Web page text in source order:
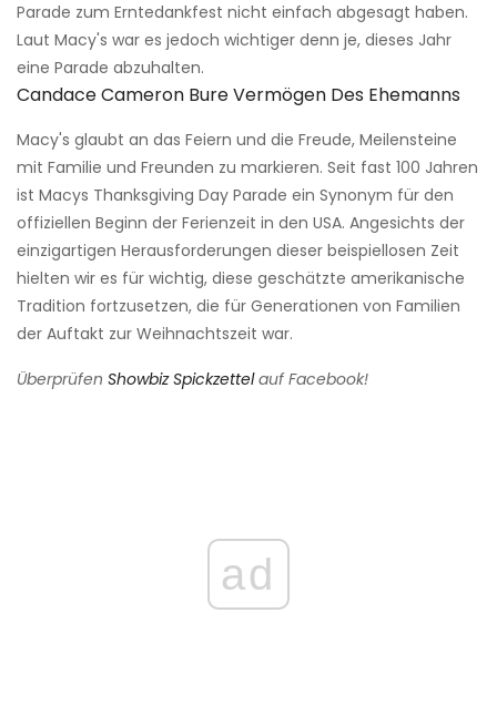
Parade zum Erntedankfest nicht einfach abgesagt haben.
Laut Macy's war es jedoch wichtiger denn je, dieses Jahr
eine Parade abzuhalten.
Candace Cameron Bure Vermögen Des Ehemanns
Macy's glaubt an das Feiern und die Freude, Meilensteine ​​
mit Familie und Freunden zu markieren. Seit fast 100 Jahren
ist Macys Thanksgiving Day Parade ein Synonym für den
offiziellen Beginn der Ferienzeit in den USA. Angesichts der
einzigartigen Herausforderungen dieser beispiellosen Zeit
hielten wir es für wichtig, diese geschätzte amerikanische
Tradition fortzusetzen, die für Generationen von Familien
der Auftakt zur Weihnachtszeit war.
Überprüfen Showbiz Spickzettel auf Facebook!
ad